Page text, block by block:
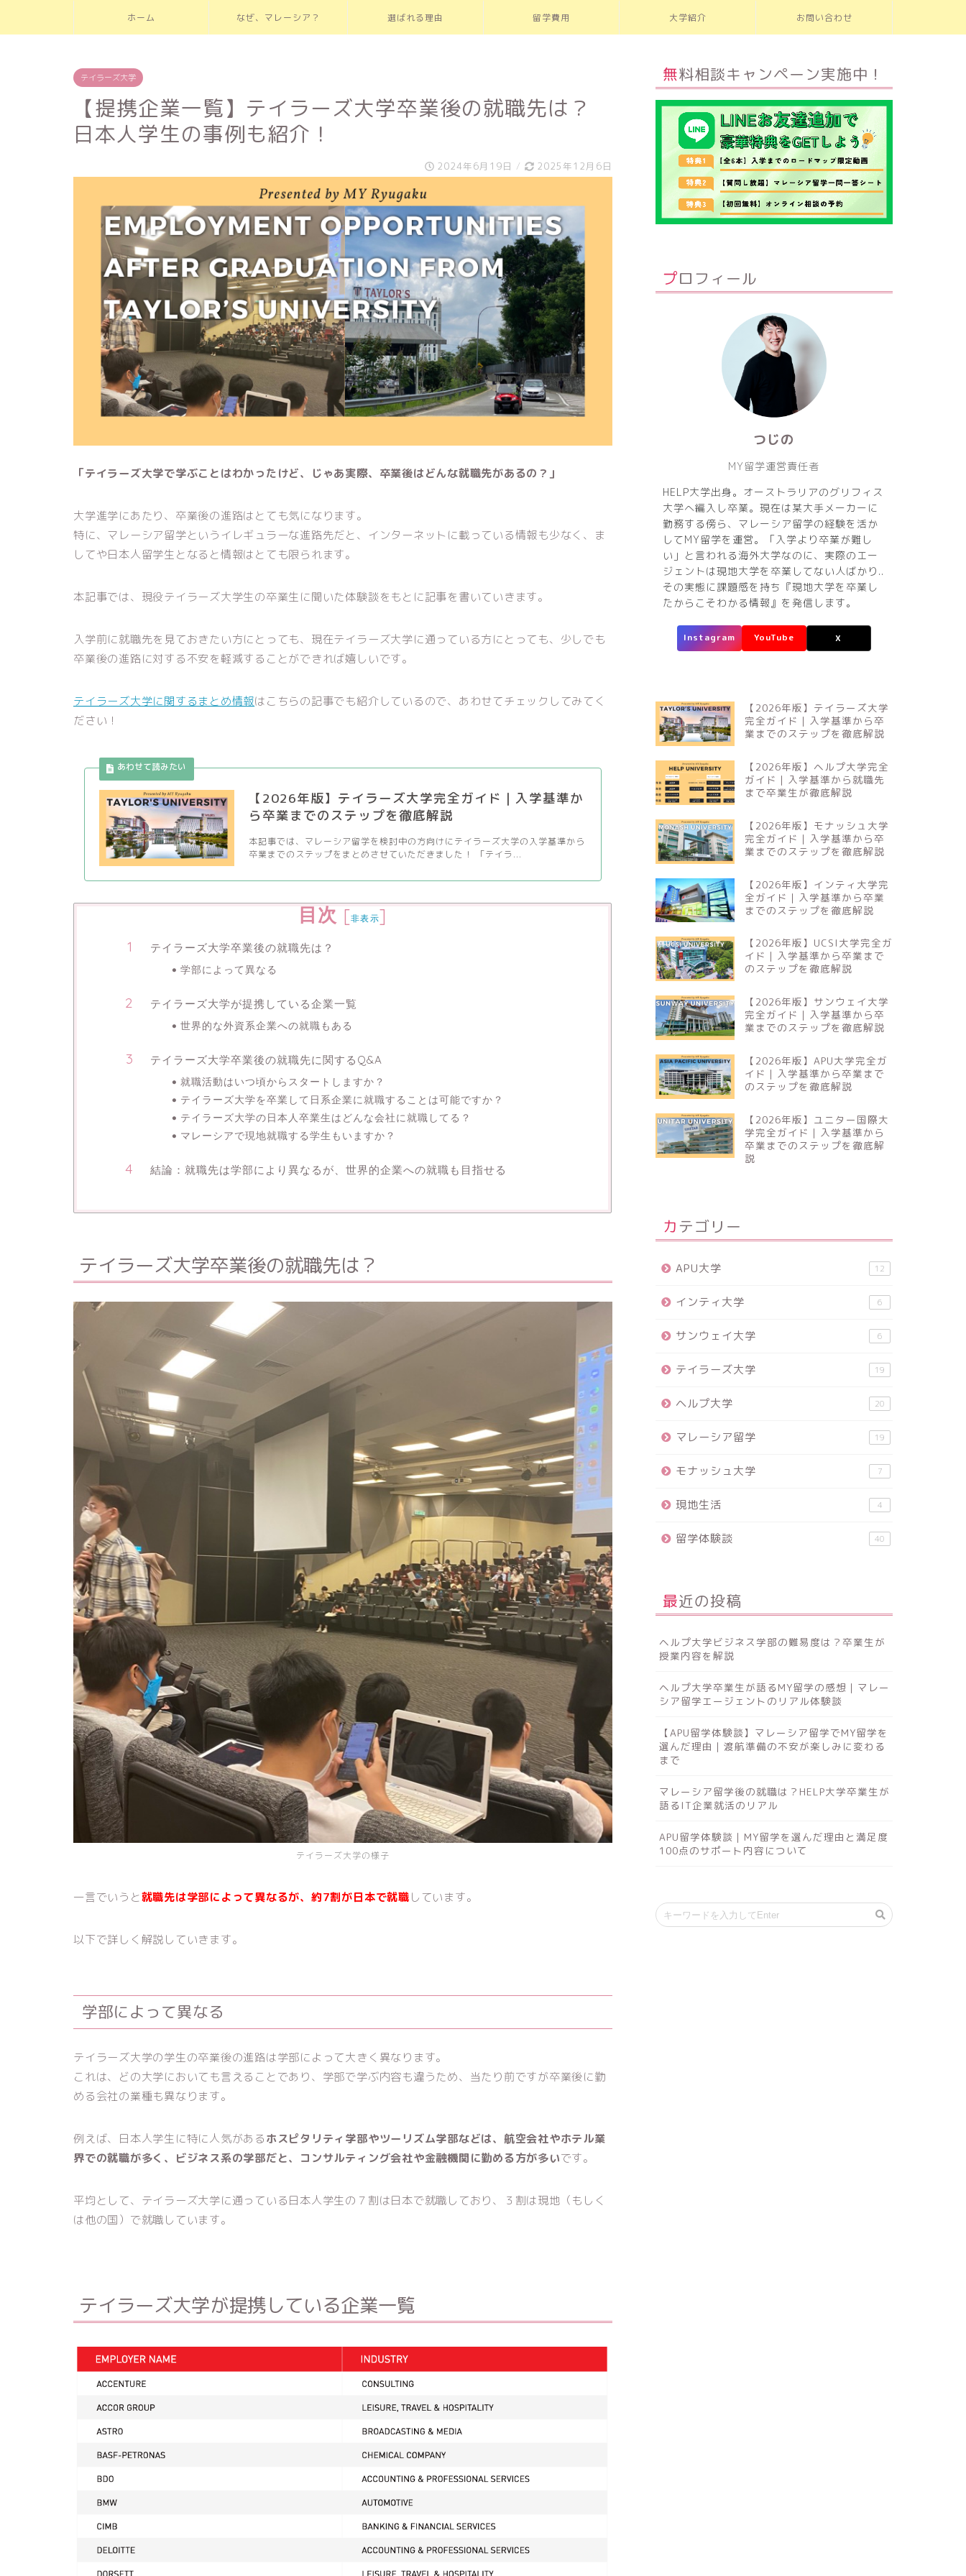
ホーム なぜ、マレーシア？ 選ばれる理由 留学費用 大学紹介 お問い合わせ
テイラーズ大学
【提携企業一覧】テイラーズ大学卒業後の就職先は？
日本人学生の事例も紹介！
2024年6月19日 / 2025年12月6日
「テイラーズ大学で学ぶことはわかったけど、じゃあ実際、卒業後はどんな就職先があるの？」
大学進学にあたり、卒業後の進路はとても気になります。
特に、マレーシア留学というイレギュラーな進路先だと、インターネットに載っている情報も少なく、ま
してや日本人留学生となると情報はとても限られます。
本記事では、現役テイラーズ大学生の卒業生に聞いた体験談をもとに記事を書いていきます。
入学前に就職先を見ておきたい方にとっても、現在テイラーズ大学に通っている方にとっても、少しでも
卒業後の進路に対する不安を軽減することができれば嬉しいです。
テイラーズ大学に関するまとめ情報はこちらの記事でも紹介しているので、あわせてチェックしてみてく
ださい！
【2026年版】テイラーズ大学完全ガイド｜入学基準か
ら卒業までのステップを徹底解説
本記事では、マレーシア留学を検討中の方向けにテイラーズ大学の入学基準から
卒業までのステップをまとめさせていただきました！ 「テイラ...
目次 [非表示]
テイラーズ大学卒業後の就職先は？
学部によって異なる
テイラーズ大学が提携している企業一覧
世界的な外資系企業への就職もある
テイラーズ大学卒業後の就職先に関するQ&A
就職活動はいつ頃からスタートしますか？
テイラーズ大学を卒業して日系企業に就職することは可能ですか？
テイラーズ大学の日本人卒業生はどんな会社に就職してる？
マレーシアで現地就職する学生もいますか？
結論：就職先は学部により異なるが、世界的企業への就職も目指せる
テイラーズ大学卒業後の就職先は？
テイラーズ大学の様子
一言でいうと就職先は学部によって異なるが、約7割が日本で就職しています。
以下で詳しく解説していきます。
学部によって異なる
テイラーズ大学の学生の卒業後の進路は学部によって大きく異なります。
これは、どの大学においても言えることであり、学部で学ぶ内容も違うため、当たり前ですが卒業後に勤
める会社の業種も異なります。
例えば、日本人学生に特に人気があるホスピタリティ学部やツーリズム学部などは、航空会社やホテル業
界での就職が多く、ビジネス系の学部だと、コンサルティング会社や金融機関に勤める方が多いです。
平均として、テイラーズ大学に通っている日本人学生の７割は日本で就職しており、３割は現地（もしく
は他の国）で就職しています。
テイラーズ大学が提携している企業一覧
無料相談キャンペーン実施中！
プロフィール
つじの
MY留学運営責任者
HELP大学出身。オーストラリアのグリフィス
大学へ編入し卒業。現在は某大手メーカーに
勤務する傍ら、マレーシア留学の経験を活か
してMY留学を運営。「入学より卒業が難し
い」と言われる海外大学なのに、実際のエー
ジェントは現地大学を卒業してない人ばかり..
その実態に課題感を持ち『現地大学を卒業し
たからこそわかる情報』を発信します。
Instagram YouTube X
【2026年版】テイラーズ大学
完全ガイド｜入学基準から卒
業までのステップを徹底解説
【2026年版】ヘルプ大学完全
ガイド｜入学基準から就職先
まで卒業生が徹底解説
【2026年版】モナッシュ大学
完全ガイド｜入学基準から卒
業までのステップを徹底解説
【2026年版】インティ大学完
全ガイド｜入学基準から卒業
までのステップを徹底解説
【2026年版】UCSI大学完全ガ
イド｜入学基準から卒業まで
のステップを徹底解説
【2026年版】サンウェイ大学
完全ガイド｜入学基準から卒
業までのステップを徹底解説
【2026年版】APU大学完全ガ
イド｜入学基準から卒業まで
のステップを徹底解説
【2026年版】ユニター国際大
学完全ガイド｜入学基準から
卒業までのステップを徹底解
説
カテゴリー
APU大学 12
インティ大学 6
サンウェイ大学 6
テイラーズ大学 19
ヘルプ大学 20
マレーシア留学 19
モナッシュ大学 7
現地生活 4
留学体験談 40
最近の投稿
ヘルプ大学ビジネス学部の難易度は？卒業生が
授業内容を解説
ヘルプ大学卒業生が語るMY留学の感想｜マレー
シア留学エージェントのリアル体験談
【APU留学体験談】マレーシア留学でMY留学を
選んだ理由｜渡航準備の不安が楽しみに変わる
まで
マレーシア留学後の就職は？HELP大学卒業生が
語るIT企業就活のリアル
APU留学体験談｜MY留学を選んだ理由と満足度
100点のサポート内容について